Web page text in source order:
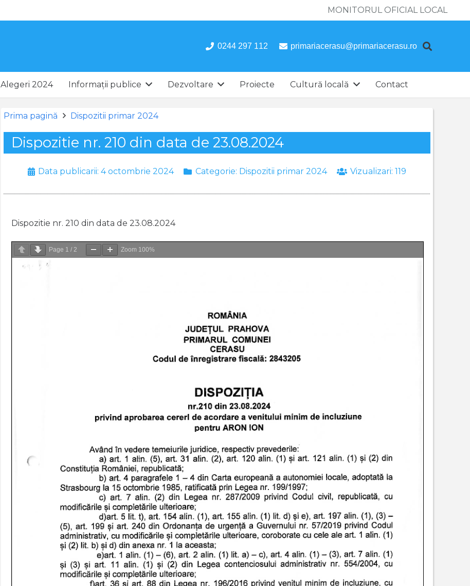
MONITORUL OFICIAL LOCAL
0244 297 112 primariacerasu@primariacerasu.ro
Alegeri 2024 Informații publice Dezvoltare Proiecte Cultură locală Contact
Prima pagină Dispozitii primar 2024
Dispozitie nr. 210 din data de 23.08.2024
Data publicarii:4 octombrie 2024 Categorie: Dispozitii primar 2024 Vizualizari:119
Dispozitie nr. 210 din data de 23.08.2024
Page 1 / 2 Zoom 100%